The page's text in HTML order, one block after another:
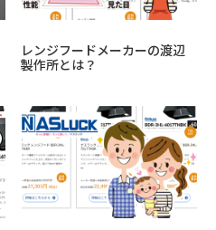
レンジフードメーカーの渡辺
製作所とは？